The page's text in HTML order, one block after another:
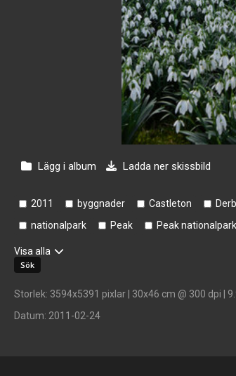
Lägg i album Ladda ner skissbild
2011 byggnader Castleton
nationalpark
Peak Peak nationalpark
Visa alla
Storlek: 3594x5391 pixlar | 30x46 cm @ 300 dpi |
Datum: 2011-02-24